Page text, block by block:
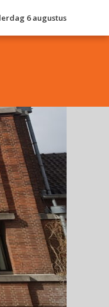
6 augustus
nu naar
uur